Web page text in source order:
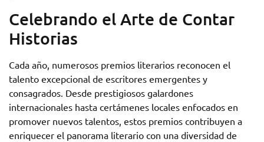
Celebrando el Arte de Contar
Historias
Cada año, numerosos premios literarios reconocen el
talento excepcional de escritores emergentes y
consagrados. Desde prestigiosos galardones
internacionales hasta certámenes locales enfocados en
promover nuevos talentos, estos premios contribuyen a
enriquecer el panorama literario con una diversidad de